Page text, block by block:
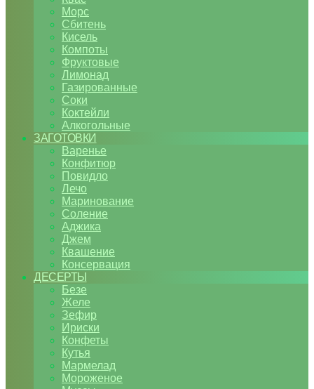
Морс
Сбитень
Кисель
Компоты
Фруктовые
Лимонад
Газированные
Соки
Коктейли
Алкогольные
ЗАГОТОВКИ
Варенье
Конфитюр
Повидло
Лечо
Маринование
Соление
Аджика
Джем
Квашение
Консервация
ДЕСЕРТЫ
Безе
Желе
Зефир
Ириски
Конфеты
Кутья
Мармелад
Мороженое